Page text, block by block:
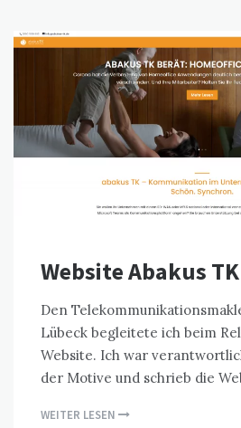
Website Abakus TK
Den
Lübeck begleitete ich beim
Website. Ich war
der Motive und schrieb die
WEITER LESEN